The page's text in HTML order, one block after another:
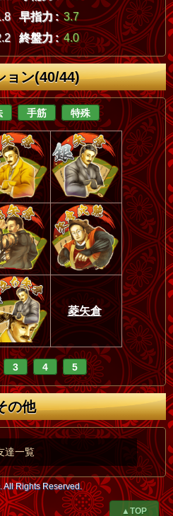
早指力 : 3.7
終盤力 : 4.0
ョン(40/44)
手筋 特殊
菱矢倉
3 4 5
の他
達一覧
All Rights Reserved.
▲TOP